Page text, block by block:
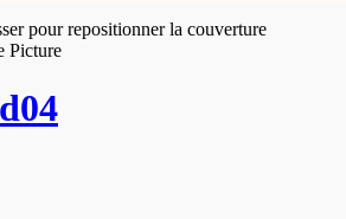
pour repositionner la couverture